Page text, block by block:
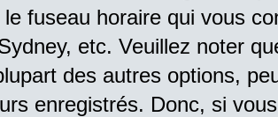
fuseau horaire qui vous
etc. Veuillez noter
des autres options,
enregistrés. Donc, si